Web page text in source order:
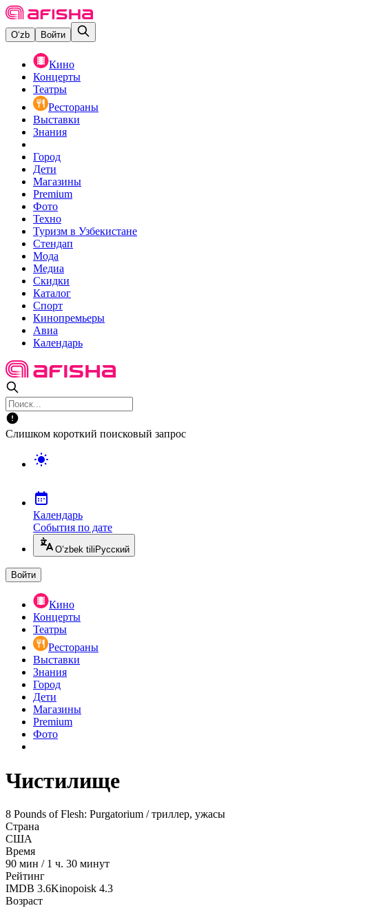
O‘zb Войти
Кино
Концерты
Театры
Рестораны
Выставки
Знания
Город
Дети
Магазины
Premium
Фото
Техно
Туризм в Узбекистане
Стендап
Мода
Медиа
Скидки
Каталог
Спорт
Кинопремьеры
Авиа
Календарь
Слишком короткий поисковый запрос
Календарь
События по дате
O’zbek tili Русский
Войти
Кино
Концерты
Театры
Рестораны
Выставки
Знания
Город
Дети
Магазины
Premium
Фото
Чистилище
8 Pounds of Flesh: Purgatorium / триллер, ужасы
Страна
США
Время
90 мин / 1 ч. 30 минут
Рейтинг
IMDB 3.6Kinopoisk 4.3
Возраст